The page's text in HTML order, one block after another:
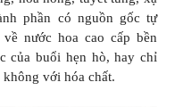
phần có nguồn gốc tự
nước hoa cao cấp bền
của buổi hẹn hò, hay chỉ
với hóa chất.